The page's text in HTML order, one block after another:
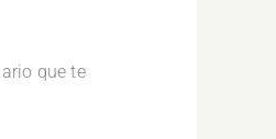
que te